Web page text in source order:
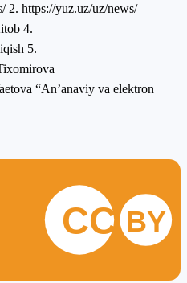
2. https://yuz.uz/uz/news/
4.
5.
“An’anaviy va elektron
CC BY